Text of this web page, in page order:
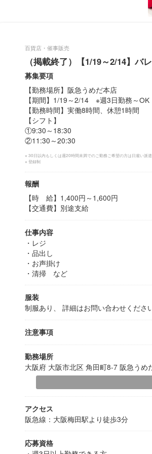
百貨店・催事販売
（掲載終了）【1/19～2/14】
募集要項
【勤務場所】阪急うめだ本店
【期間】1/19～2/14 ※週3日勤務～OK
【勤務時間】実働8時間、休憩1時間
【シフト】
①9:30～18:30
②11:30～20:30
※ 30日以内もしくは週20時間未満でのご勤務ご希望の方は日雇い派
※ 登録制
報酬
【時 給】1,400円～1,600円
【交通費】別途支給
仕事内容
・レジ
・品出し
・お声掛け
・清掃 など
服装
制服あり、 詳細はお問い合わせくださ
注意事項
勤務場所
大阪府 大阪市北区 角田町8-7 阪急うめ
アクセス
阪急線：大阪梅田駅より徒歩3分
応募資格